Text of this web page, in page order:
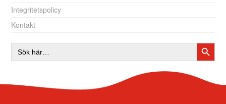
Integritetspolicy
Kontakt
Sök
efter: